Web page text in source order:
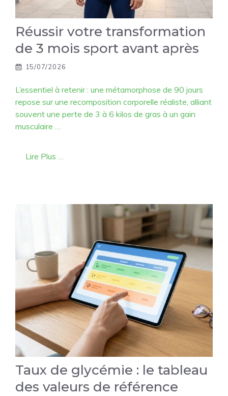
Réussir votre transformation
de 3 mois sport avant après
15/07/2026
L’essentiel à retenir : une métamorphose de 90 jours
repose sur une recomposition corporelle réaliste, alliant
souvent une perte de 3 à 6 kilos de gras à un gain
musculaire …
Lire Plus …
Taux de glycémie : le tableau
des valeurs de référence